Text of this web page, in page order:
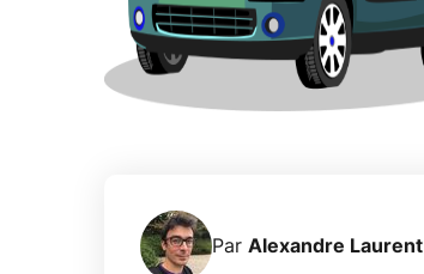
Par Alexandre Laurent